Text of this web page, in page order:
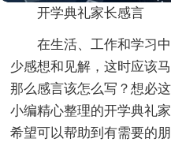
开学典礼家长感言
在生活、工作和学习
少感想和见解，这时应该
那么感言该怎么写？想必
小编精心整理的开学典礼
希望可以帮助到有需要的朋